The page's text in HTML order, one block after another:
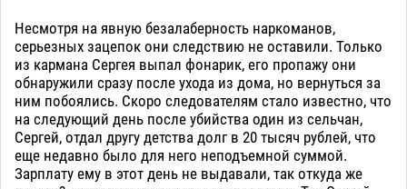
Несмотря на явную безалаберность наркоманов,
серьезных зацепок они следствию не оставили. Только
из кармана Сергея выпал фонарик, его пропажу они
обнаружили сразу после ухода из дома, но вернуться за
ним побоялись. Скоро следователям стало известно, что
на следующий день после убийства один из сельчан,
Сергей, отдал другу детства долг в 20 тысяч рублей, что
еще недавно было для него неподъемной суммой.
Зарплату ему в этот день не выдавали, так откуда же